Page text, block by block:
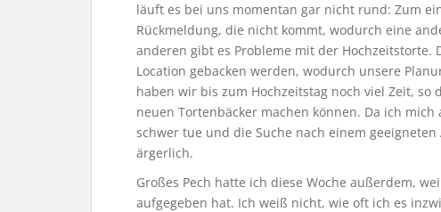
läuft es bei uns momentan gar nicht rund: Zum
Rückmeldung, die nicht kommt, wodurch eine
anderen gibt es Probleme mit der
Location gebacken werden, wodurch unsere
haben wir bis zum Hochzeitstag noch viel Zeit,
neuen Tortenbäcker machen können. Da ich
schwer tue und die Suche nach einem
ärgerlich.
Großes Pech hatte ich diese Woche außerdem,
aufgegeben hat. Ich weiß nicht, wie oft ich es